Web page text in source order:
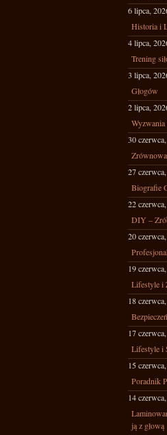
6 lipca,
Historia i
4 lipca,
Trening
3 lipca,
Głogów
2 lipca,
30
27
Biografie
22
DIY –
20
19
Lifestyle i
18
17
Lifestyle i
15
Poradnik
14
ją z głową